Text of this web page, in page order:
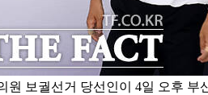
원 보궐선거 당선인이 4일 오후 부